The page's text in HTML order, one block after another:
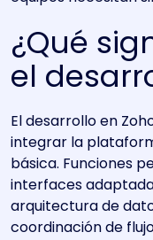
¿Qué
el
El desarrollo en
integrar la
básica. Funciones
interfaces
arquitectura de
coordinación de